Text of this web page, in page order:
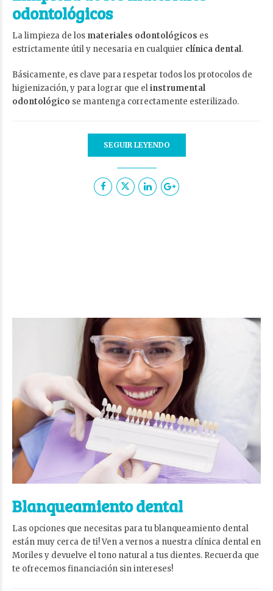
odontológicos
La limpieza de los materiales odontológicos es
estrictamente útil y necesaria en cualquier clínica dental.
Básicamente, es clave para respetar todos los protocolos de
higienización, y para lograr que elinstrumental
odontológico se mantenga correctamente esterilizado.
SEGUIR LEYENDO
Blanqueamiento dental
Las opciones que necesitas para tu blanqueamiento dental
están muy cerca de ti! Ven a vernos a nuestra clínica dental en
Moriles y devuelve el tono natural a tus dientes. Recuerda que
te ofrecemos financiación sin intereses!